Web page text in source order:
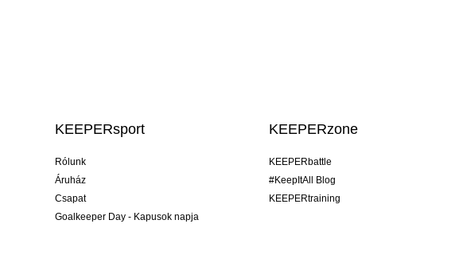
KEEPERsport
Rólunk
Áruház
Csapat
Goalkeeper Day - Kapusok napja
KEEPERzone
KEEPERbattle
#KeepItAll Blog
KEEPERtraining